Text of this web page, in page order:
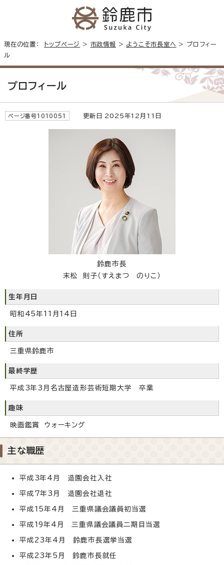
現在の位置： トップページ > 市政情報 > ようこそ市長室へ > プロフィー
ル
プロフィール
ページ番号1010051 更新日 2025年12月11日
鈴鹿市長
末松 則子（すえまつ のりこ）
生年月日
昭和45年11月14日
住所
三重県鈴鹿市
最終学歴
平成3年3月名古屋造形芸術短期大学 卒業
趣味
映画鑑賞 ウォーキング
主な職歴
平成3年4月 造園会社入社
平成7年3月 造園会社退社
平成15年4月 三重県議会議員初当選
平成19年4月 三重県議会議員二期目当選
平成23年4月 鈴鹿市長選挙当選
平成23年5月 鈴鹿市長就任